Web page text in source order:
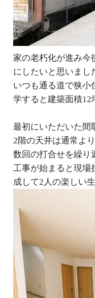
家の老朽化が進み今
にしたいと思いまし
いつも通る道で狭小
学すると建築面積12
最初にいただいた間
2階の天井は通常よ
数回の打合せを繰り
工事が始まると現場
成して2人の楽しい